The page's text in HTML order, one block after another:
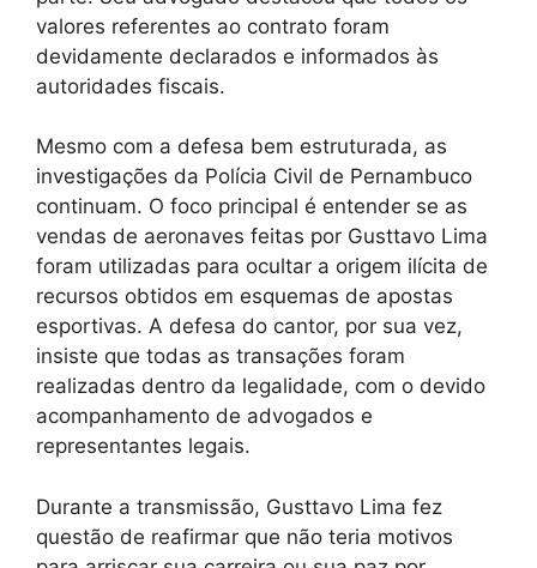
valores referentes ao contrato foram
devidamente declarados e informados às
autoridades fiscais.
Mesmo com a defesa bem estruturada, as
investigações da Polícia Civil de Pernambuco
continuam. O foco principal é entender se as
vendas de aeronaves feitas por Gusttavo Lima
foram utilizadas para ocultar a origem ilícita de
recursos obtidos em esquemas de apostas
esportivas. A defesa do cantor, por sua vez,
insiste que todas as transações foram
realizadas dentro da legalidade, com o devido
acompanhamento de advogados e
representantes legais.
Durante a transmissão, Gusttavo Lima fez
questão de reafirmar que não teria motivos